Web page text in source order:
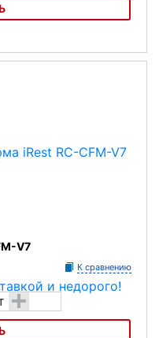
OE-0952
V7
К сравнению
+